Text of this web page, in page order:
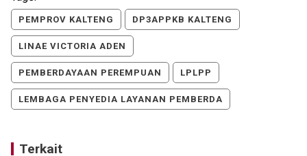
PEMPROV KALTENG DP3APPKB KALTENG
LINAE VICTORIA ADEN
PEMBERDAYAAN PEREMPUAN LPLPP
LEMBAGA PENYEDIA LAYANAN PEMBERDA
Terkait